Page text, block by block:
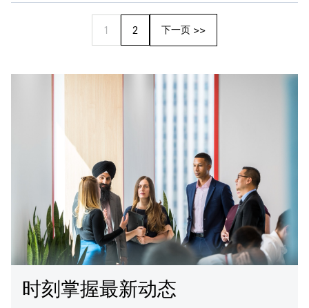
1 2 下一页 >>
时刻掌握最新动态